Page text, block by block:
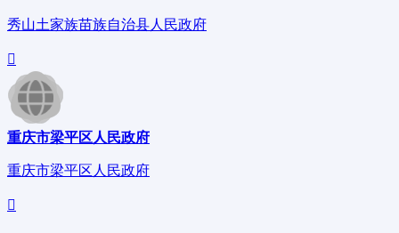
秀山土家族苗族自治县人民政府
重庆市梁平区人民政府
重庆市梁平区人民政府